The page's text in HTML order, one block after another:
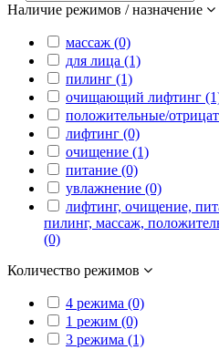
Наличие режимов / назначение
массаж (0)
для лица (1)
пилинг (1)
очищающий лифтинг
положительные/
лифтинг (0)
очищение (1)
питание (0)
увлажнение (0)
лифтинг, очищение,
пилинг, массаж,
(0)
Количество режимов
4 режима (0)
1 режим (0)
3 режима (1)